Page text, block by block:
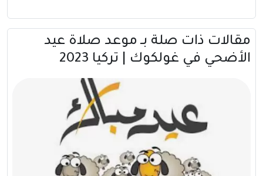
مقالات ذات صلة بــ موعد صلاة عيد
الأضحي في غولكوك | تركيا 2023